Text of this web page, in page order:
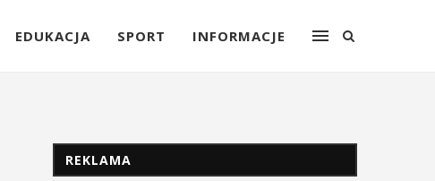
EDUKACJA SPORT INFORMACJE
REKLAMA